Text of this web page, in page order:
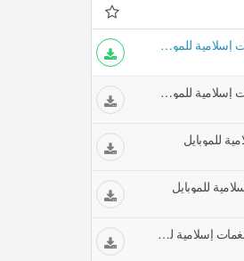
رنة نغمة تكبيرة العيد نغمات إسلامية للموبايل
رنة نغمة تكبيرة العيد نغمات إسلامية للموبايل
للموبايل
للموبايل
رنة نغمة أماه خلي الدمع نغمات إسلامية للموبايل